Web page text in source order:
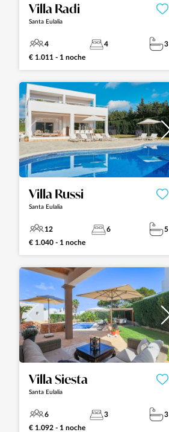
Villa Radi
Santa Eulalia
4 4
3
€ 1.011 - 1 noche
Villa Russi
Santa Eulalia
12 6
5
€ 1.040 - 1 noche
Villa Siesta
Santa Eulalia
6 3
3
€ 1.092 - 1 noche